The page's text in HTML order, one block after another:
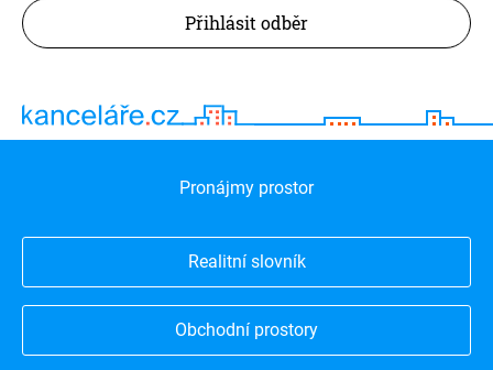
Přihlásit odběr
Pronájmy prostor
Realitní slovník
Obchodní prostory